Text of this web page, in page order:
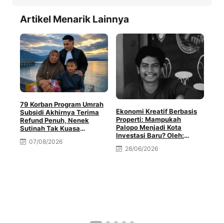
Artikel Menarik Lainnya
79 Korban Program Umrah
Subsidi Akhirnya Terima
Refund Penuh, Nenek
Sutinah Tak Kuasa
07/08/2026
Ekonomi Kreatif Berbasis
Properti: Mampukah
Palopo Menjadi Kota
Investasi Baru? Oleh:
28/06/2026